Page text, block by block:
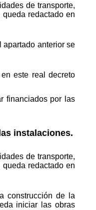
de transporte,
redactado en
anterior se
este real decreto
financiados por las
instalaciones.
de transporte,
redactado en
construcción de la
iniciar las obras